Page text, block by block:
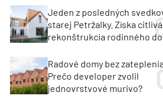
Jeden z posledných
starej Petržalky. Získa citlivá
rekonštrukcia rodinného
Radové domy bez
Prečo developer zvolil
jednovrstvové murivo?